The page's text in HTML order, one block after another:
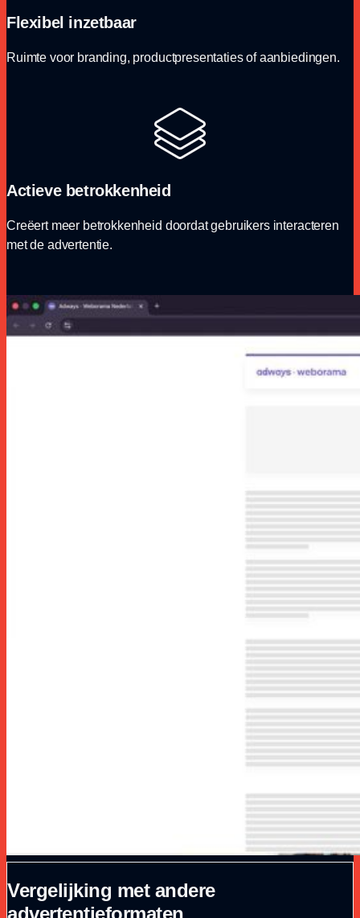
Flexibel inzetbaar
Ruimte voor branding, productpresentaties of aanbiedingen.
Actieve betrokkenheid
Creëert meer betrokkenheid doordat gebruikers interacteren
met de advertentie.
Vergelijking met andere
advertentieformaten